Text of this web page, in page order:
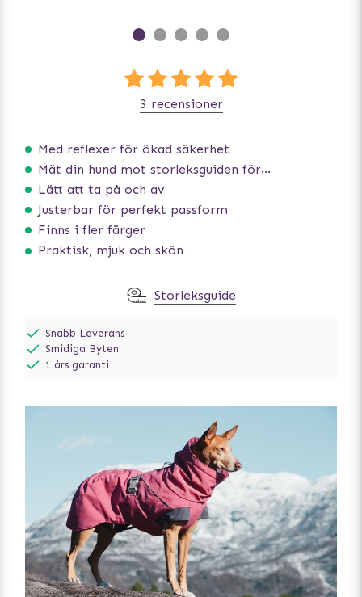
Med reflexer för ökad säkerhet
Mät din hund mot storleksguiden för att få rätt storlek
Lätt att ta på och av
Justerbar för perfekt passform
Finns i fler färger
Praktisk, mjuk och skön
3 recensioner
Storleksguide
Snabb Leverans
Smidiga Byten
1 års garanti